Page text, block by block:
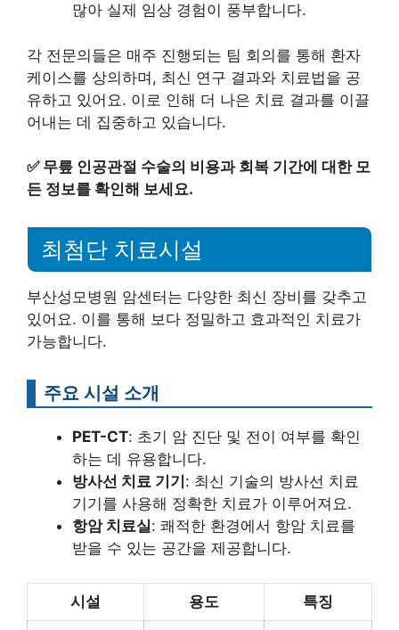
많아 실제 임상 경험이 풍부합니다.
각 전문의들은 매주 진행되는 팀 회의를 통해 환자
케이스를 상의하며, 최신 연구 결과와 치료법을 공
유하고 있어요. 이로 인해 더 나은 치료 결과를 이끌
어내는 데 집중하고 있습니다.
✅ 무릎 인공관절 수술의 비용과 회복 기간에 대한 모
든 정보를 확인해 보세요.
최첨단 치료시설
부산성모병원 암센터는 다양한 최신 장비를 갖추고
있어요. 이를 통해 보다 정밀하고 효과적인 치료가
가능합니다.
주요 시설 소개
PET-CT: 초기 암 진단 및 전이 여부를 확인
하는 데 유용합니다.
방사선 치료 기기 : 최신 기술의 방사선 치료
기기를 사용해 정확한 치료가 이루어져요.
항암 치료실: 쾌적한 환경에서 항암 치료를
받을 수 있는 공간을 제공합니다.
시설 용도 특징